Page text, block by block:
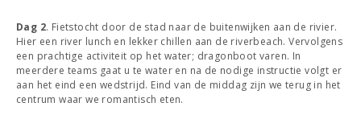
Dag 2. Fietstocht door de stad naar de buitenwijken aan de rivier.
Hier een river lunch en lekker chillen aan de riverbeach. Vervolgens
een prachtige activiteit op het water; dragonboot varen. In
meerdere teams gaat u te water en na de nodige instructie volgt er
aan het eind een wedstrijd. Eind van de middag zijn we terug in het
centrum waar we romantisch eten.